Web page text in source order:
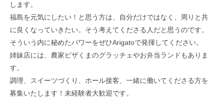
します。
福島を元気にしたい！と思う方は、自分だけではなく、周りと共
に良くなっていきたい。そう考えてくださる人だと思うのです。
そういう内に秘めたパワーをぜひArigatoで発揮してください。
姉妹店には、農家ピザくまのグラッチェやお弁当ランドもありま
す。
調理、スイーツづくり、ホール接客、一緒に働いてくださる方を
募集いたします！未経験者大歓迎です。